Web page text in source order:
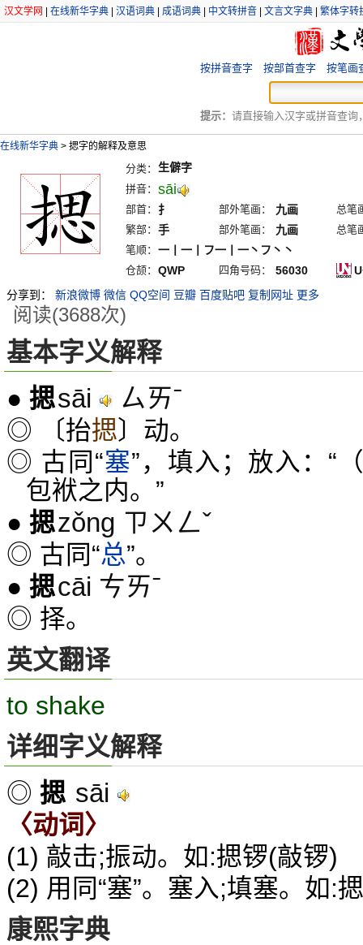
汉文学网 在线新华字典 汉语词典 成语词典 中文转拼音 文言文字典 繁体字转
按拼音查字 按部首查字 按笔画
提示： 请直接输入汉字或拼音查询
在线新华字典 > 揌字的解释及意思
分类： 生僻字
拼音： sāi
部首： 扌 部外笔画： 九画
总笔
繁部： 手 部外笔画： 九画
总笔
笔顺： 一丨一丨フ一丨一丶フ丶丶
仓颉： QWP 四角号码： 56030
分享到：
新浪微博 微信 QQ空间 豆瓣 百度贴吧 复制网址 更多
阅读(3688次)
基本字义解释
● 揌sāi ㄙㄞˉ
◎ 〔抬揌〕动。
◎ 古同“塞”，填入；放入：“
包袱之内。”
● 揌zǒng ㄗㄨㄥˇ
◎ 古同“总”。
● 揌cāi ㄘㄞˉ
◎ 择。
英文翻译
to shake
详细字义解释
◎ 揌 sāi
〈动词〉
(1) 敲击;振动。如:揌锣(敲锣)
(2) 用同“塞”。塞入;填塞。如:
康熙字典